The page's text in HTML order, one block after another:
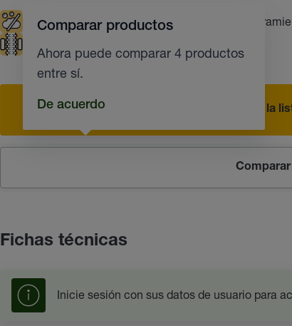
Poco espumoso Vida útil larga de las
Añadir a la
Comparar productos
Ahora puede comparar 4 productos
entre sí.
De acuerdo
Fichas técnicas
Inicie sesión con sus datos de usuario para